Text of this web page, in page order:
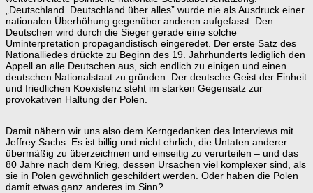
„Deutschland. Deutschland über alles” wurde nie als Ausdruck einer
nationalen Überhöhung gegenüber anderen aufgefasst. Den
Deutschen wird durch die Sieger gerade eine solche
Uminterpretation propagandistisch eingeredet. Der erste Satz des
Nationalliedes drückte zu Beginn des 19. Jahrhunderts lediglich den
Appell an alle Deutschen aus, sich endlich zu einigen und einen
deutschen Nationalstaat zu gründen. Der deutsche Geist der Einheit
und friedlichen Koexistenz steht im starken Gegensatz zur
provokativen Haltung der Polen.
Damit nähern wir uns also dem Kerngedanken des Interviews mit
Jeffrey Sachs. Es ist billig und nicht ehrlich, die Untaten anderer
übermäßig zu überzeichnen und einseitig zu verurteilen – und das
80 Jahre nach dem Krieg, dessen Ursachen viel komplexer sind, als
sie in Polen gewöhnlich geschildert werden. Oder haben die Polen
damit etwas ganz anderes im Sinn?